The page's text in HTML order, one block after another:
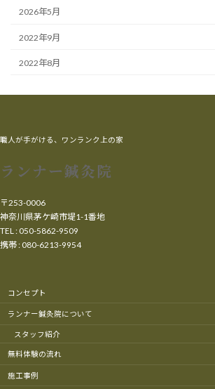
2026年5月
2022年9月
2022年8月
職人が手がける、ワンランク上の家
ランナー鍼灸院
〒253-0006
神奈川県茅ケ崎市堤1-1番地
TEL : 050-5862-9509
携帯 : 080-6213-9954
コンセプト
ランナー鍼灸院について
スタッフ紹介
無料体験の流れ
施工事例